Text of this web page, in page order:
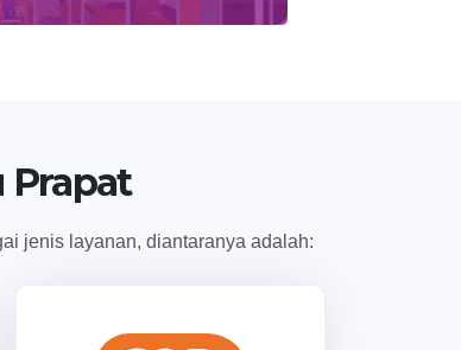
Prapat
jenis layanan, diantaranya adalah: